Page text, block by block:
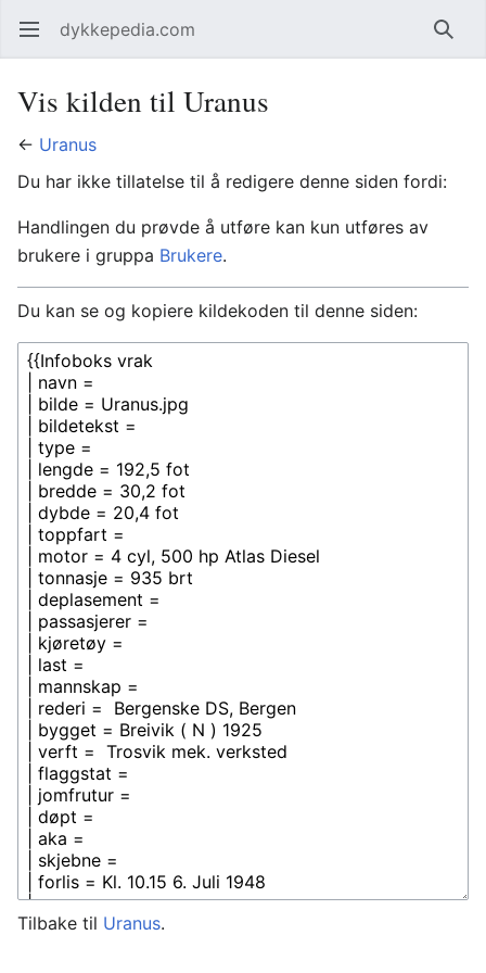
Åpne hovedmenyen dykkepedia.com Søk
Vis kilden til Uranus
← Uranus
Du har ikke tillatelse til å redigere denne siden fordi:
Handlingen du prøvde å utføre kan kun utføres av
brukere i gruppa Brukere.
Du kan se og kopiere kildekoden til denne siden:
Tilbake til Uranus.